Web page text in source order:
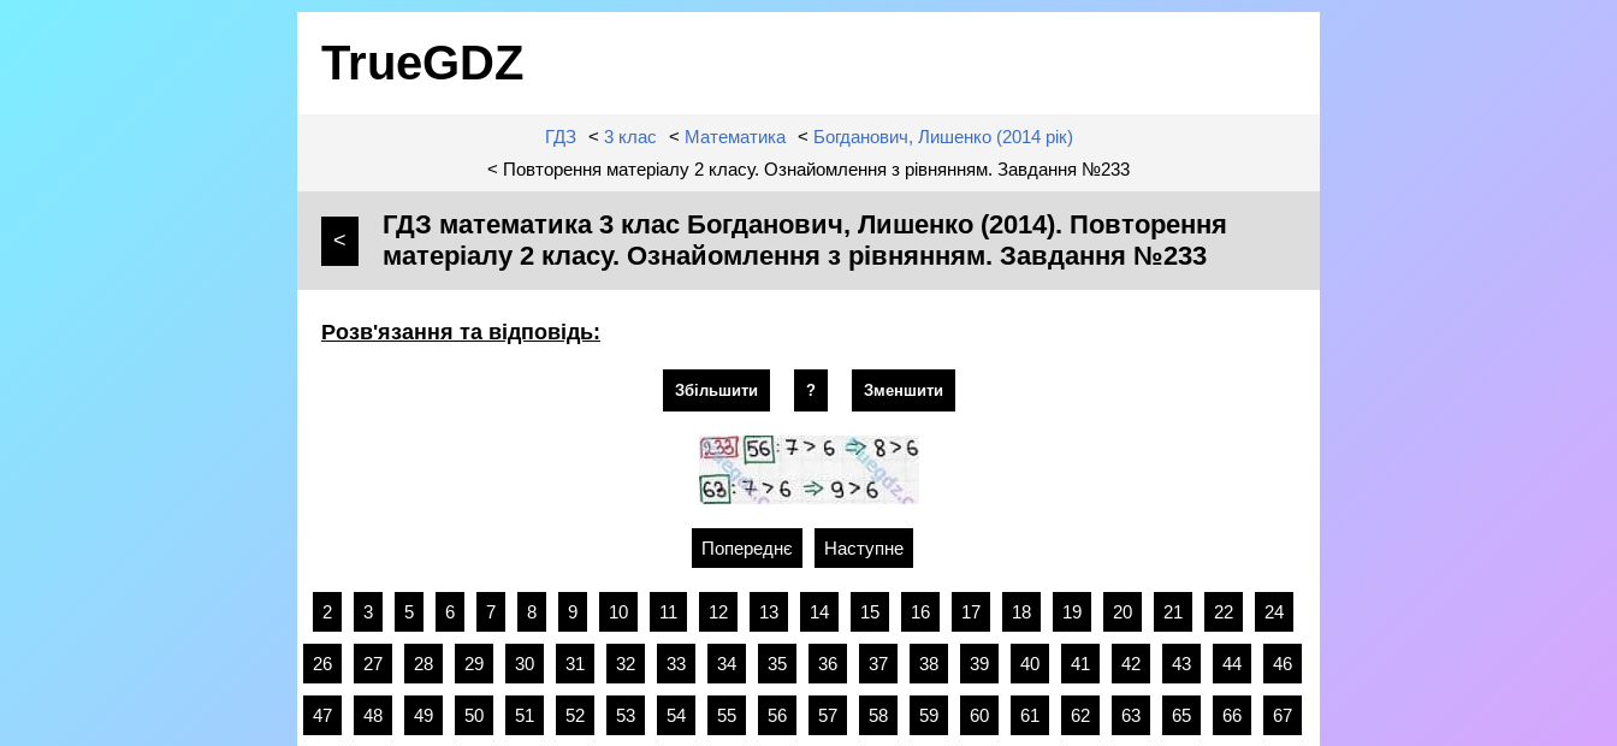
TrueGDZ
ГДЗ < 3 клас < Математика < Богданович, Лишенко (2014 рік)
< Повторення матеріалу 2 класу. Ознайомлення з рівнянням. Завдання №233
<
ГДЗ математика 3 клас Богданович, Лишенко (2014). Повторення
матеріалу 2 класу. Ознайомлення з рівнянням. Завдання №233
Розв'язання та відповідь:
Збільшити ? Зменшити
Попереднє Наступне
2 3 5 6 7 8 9 10 11 12 13 14 15 16 17 18 19 20 21 22 24
26 27 28 29 30 31 32 33 34 35 36 37 38 39 40 41 42 43 44 46
47 48 49 50 51 52 53 54 55 56 57 58 59 60 61 62 63 65 66 67